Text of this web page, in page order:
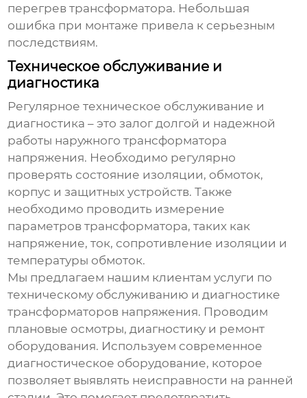
перегрев трансформатора. Небольшая
ошибка при монтаже привела к серьезным
последствиям.
Техническое обслуживание и
диагностика
Регулярное техническое обслуживание и
диагностика – это залог долгой и надежной
работы наружного трансформатора
напряжения. Необходимо регулярно
проверять состояние изоляции, обмоток,
корпус и защитных устройств. Также
необходимо проводить измерение
параметров трансформатора, таких как
напряжение, ток, сопротивление изоляции и
температуры обмоток.
Мы предлагаем нашим клиентам услуги по
техническому обслуживанию и диагностике
трансформаторов напряжения. Проводим
плановые осмотры, диагностику и ремонт
оборудования. Используем современное
диагностическое оборудование, которое
позволяет выявлять неисправности на ранней